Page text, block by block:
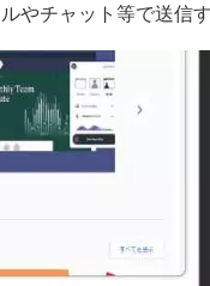
やチャット等で送信す